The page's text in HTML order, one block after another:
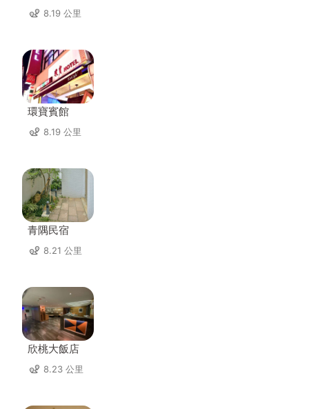
8.19 公里
環寶賓館
8.19 公里
青隅民宿
8.21 公里
欣桃大飯店
8.23 公里